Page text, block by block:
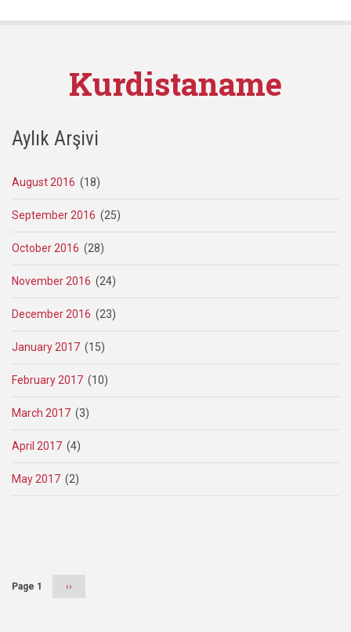
Kurdistaname
Aylık Arşivi
August 2016 (18)
September 2016 (25)
October 2016 (28)
November 2016 (24)
December 2016 (23)
January 2017 (15)
February 2017 (10)
March 2017 (3)
April 2017 (4)
May 2017 (2)
Page 1
Next
››